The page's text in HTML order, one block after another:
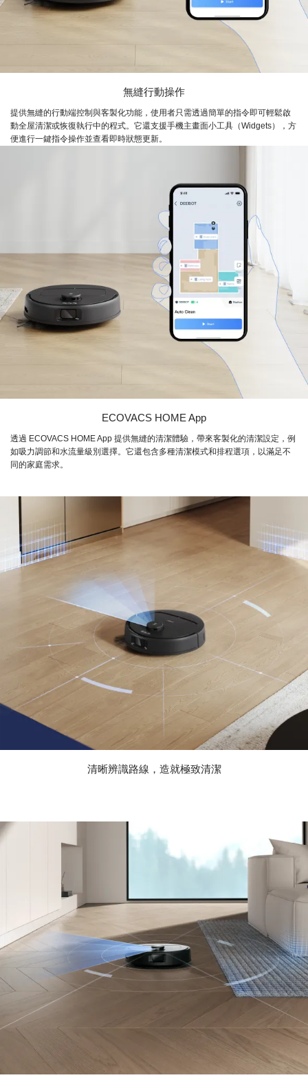
無縫行動操作
提供無縫的行動端控制與客製化功能，使用者只需透過簡單的指令即可輕鬆啟
動全屋清潔或恢復執行中的程式。它還支援手機主畫面小工具（Widgets），方
便進行一鍵指令操作並查看即時狀態更新。
ECOVACS HOME App
透過 ECOVACS HOME App 提供無縫的清潔體驗，帶來客製化的清潔設定，例
如吸力調節和水流量級別選擇。它還包含多種清潔模式和排程選項，以滿足不
同的家庭需求。
清晰辨識路線，造就極致清潔